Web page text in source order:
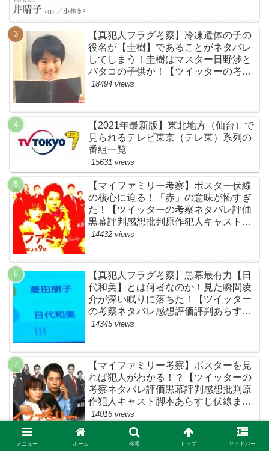
【真犯人フラグ考察】冷凍遺体の子の
役名が【圭樹】であることがネタバレ
してしまう！圭樹はマスター日野渉と
バタコの子供か！【ツイッターの考察
ネタバレ感想評価評判あらすじ原作犯
18494 views
【2021年最新版】東北地方（仙台）で
見られるテレビ東京（テレ東）系列の
番組一覧
15631 views
【マイファミリー考察】ポスター伏線
の核心に迫る！「赤」の意味が怖すぎ
た！【ツイッターの考察ネタバレ評価
黒幕評判感想批判原作犯人キャスト脚
本あらすじ伏線まとめ】
14432 views
【真犯人フラグ考察】黒幕最有力【日
代和美】とは何者なのか！見た瞬間凌
介が深い眠りに落ちた！【ツイッター
の考察ネタバレ感想評価評判あらすじ
原作犯人キャスト黒幕伏線まとめ】
14345 views
【マイファミリー考察】ポスターを見
れば犯人がわかる！？【ツイッターの
考察ネタバレ評価黒幕評判感想批判原
作犯人キャスト脚本あらすじ伏線まと
め】
14016 views
メニュー ホーム 検索 トップ サイドバー